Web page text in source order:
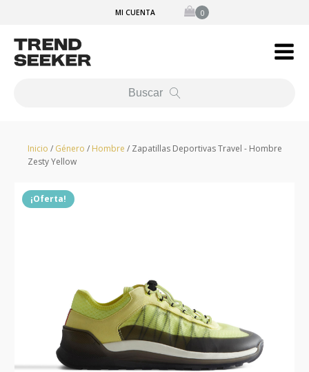
MI CUENTA
Buscar
Inicio / Género / Hombre / Zapatillas Deportivas Travel - Hombre
Zesty Yellow
¡Oferta!